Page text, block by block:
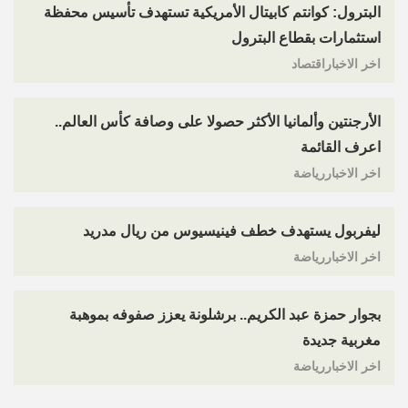
البترول: كوانتم كابيتال الأمريكية تستهدف تأسيس محفظة
استثمارات بقطاع البترول
اخر الاخباراقتصاد
الأرجنتين وألمانيا الأكثر حصولا على وصافة كأس العالم..
اعرف القائمة
اخر الاخباررياضة
ليفربول يستهدف خطف فينيسيوس من ريال مدريد
اخر الاخباررياضة
بجوار حمزة عبد الكريم.. برشلونة يعزز صفوفه بموهبة
مغربية جديدة
اخر الاخباررياضة